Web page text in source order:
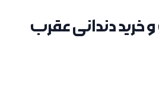
خرید دندانی عقرب